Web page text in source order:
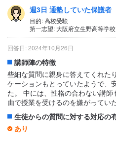
ん先生がいました。
生徒からの質問に対する対応の有
あり
繰り返していうようで申し訳ない
が終わったあとでも分かるまで問
方を作ってくれたり本当にサポー
1日あたりの授業時間について
4時間以上
授業の形式・流れ・雰囲気
社会以外は集中に適したある程度
た。 BCクラスはまず復習から始
ている前提で新しい内容にすぐ取
週3日 通塾していた保護者
目的: 高校受験
第一志望: 大阪府立生野高等学校
回答日: 2024年10月26日
講師陣の特徴
些細な質問に親身に答えてくれた
ケーションもとっていたようで、
た。 中には、性格の合わない講
由で授業を受けるのを嫌がってい
生徒からの質問に対する対応の
あり